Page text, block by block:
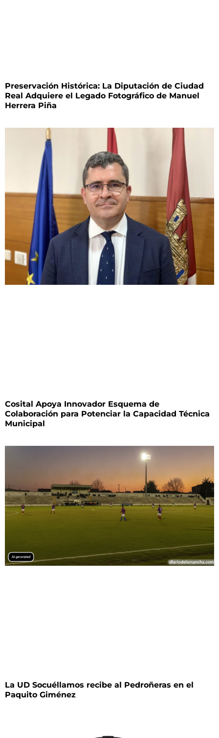
Preservación Histórica: La Diputación de Ciudad
Real Adquiere el Legado Fotográfico de Manuel
Herrera Piña
Cosital Apoya Innovador Esquema de
Colaboración para Potenciar la Capacidad Técnica
Municipal
La UD Socuéllamos recibe al Pedroñeras en el
Paquito Giménez